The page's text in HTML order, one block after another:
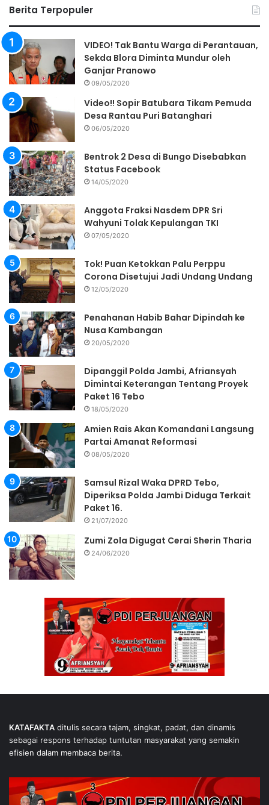
Berita Terpopuler
VIDEO! Tak Bantu Warga di Perantauan,
Sekda Blora Diminta Mundur oleh
Ganjar Pranowo
09/05/2020
Video!! Sopir Batubara Tikam Pemuda
Desa Rantau Puri Batanghari
06/05/2020
Bentrok 2 Desa di Bungo Disebabkan
Status Facebook
14/05/2020
Anggota Fraksi Nasdem DPR Sri
Wahyuni Tolak Kepulangan TKI
07/05/2020
Tok! Puan Ketokkan Palu Perppu
Corona Disetujui Jadi Undang Undang
12/05/2020
Penahanan Habib Bahar Dipindah ke
Nusa Kambangan
20/05/2020
Dipanggil Polda Jambi, Afriansyah
Dimintai Keterangan Tentang Proyek
Paket 16 Tebo
18/05/2020
Amien Rais Akan Komandani Langsung
Partai Amanat Reformasi
08/05/2020
Samsul Rizal Waka DPRD Tebo,
Diperiksa Polda Jambi Diduga Terkait
Paket 16.
21/07/2020
Zumi Zola Digugat Cerai Sherin Tharia
24/06/2020
KATAFAKTA ditulis secara tajam, singkat, padat, dan dinamis
sebagai respons terhadap tuntutan masyarakat yang semakin
efisien dalam membaca berita.